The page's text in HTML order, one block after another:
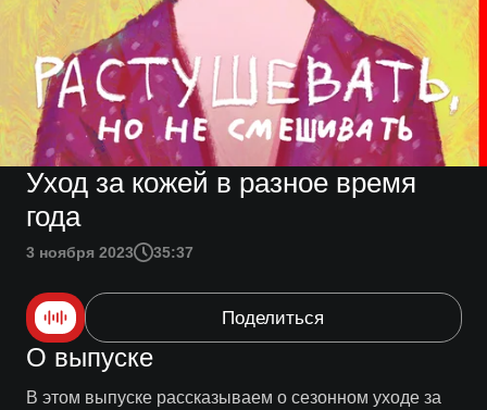
Уход за кожей в разное время
года
3 ноября 2023 35:37
Поделиться
О выпуске
В этом выпуске рассказываем о сезонном уходе за